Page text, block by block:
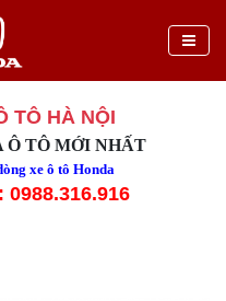
TÔ HÀ NỘI
Ô TÔ MỚI NHẤT
xe ô tô Honda